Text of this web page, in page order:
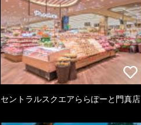
セントラルスクエアららぽーと門真店